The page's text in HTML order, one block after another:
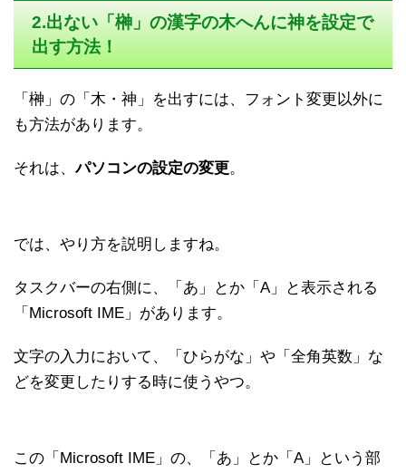
2.出ない「榊」の漢字の木へんに神を設定で
出す方法！
「榊」の「木・神」を出すには、フォント変更以外に
も方法があります。
それは、パソコンの設定の変更。
では、やり方を説明しますね。
タスクバーの右側に、「あ」とか「A」と表示される
「Microsoft IME」があります。
文字の入力において、「ひらがな」や「全角英数」な
どを変更したりする時に使うやつ。
この「Microsoft IME」の、「あ」とか「A」という部